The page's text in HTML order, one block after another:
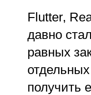
Flutter,
давно
равных
получить